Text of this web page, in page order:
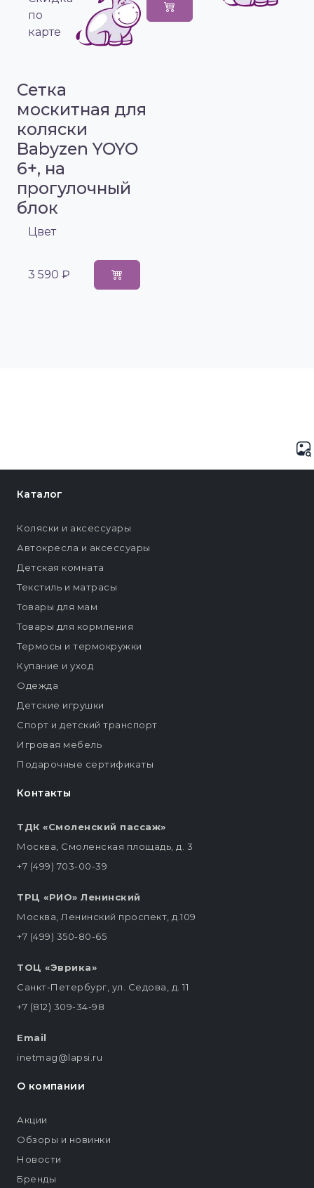
по
карте
Сетка
москитная для
коляски
Babyzen YOYO
6+, на
прогулочный
блок
Цвет
3 590 ₽
Контакты
ТДК «Смоленский пассаж»
Москва, Смоленская площадь, д. 3
+7 (499) 703-00-39
ТРЦ «РИО» Ленинский
Москва, Ленинский проспект, д.109
+7 (499) 350-80-65
ТОЦ «Эврика»
Санкт-Петербург, ул. Седова, д. 11
+7 (812) 309-34-98
Email
inetmag@lapsi.ru
Каталог
Коляски и аксессуары
Автокресла и аксессуары
Детская комната
Текстиль и матрасы
Товары для мам
Товары для кормления
Термосы и термокружки
Купание и уход
Одежда
Детские игрушки
Спорт и детский транспорт
Игровая мебель
Подарочные сертификаты
О компании
Акции
Обзоры и новинки
Новости
Бренды